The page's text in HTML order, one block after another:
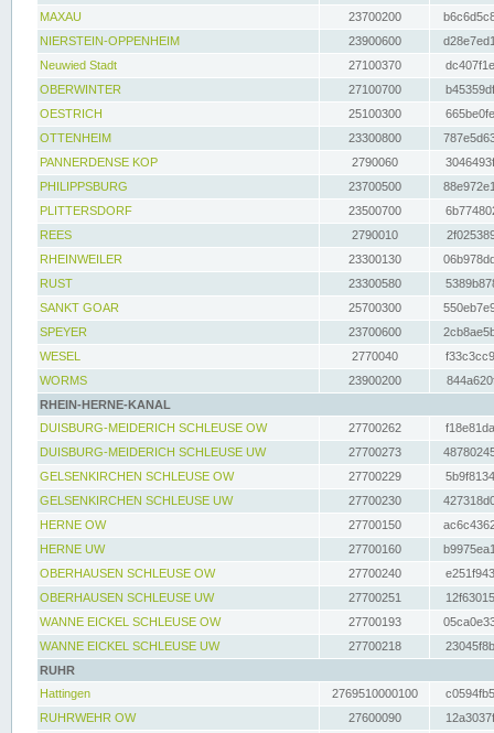
MAXAU
23700200
NIERSTEIN-OPPENHEIM
23900600
Neuwied Stadt
27100370
OBERWINTER
27100700
OESTRICH
25100300
OTTENHEIM
23300800
PANNERDENSE KOP
2790060
PHILIPPSBURG
23700500
PLITTERSDORF
23500700
REES
2790010
RHEINWEILER
23300130
RUST
23300580
SANKT GOAR
25700300
SPEYER
23700600
WESEL
2770040
WORMS
23900200
RHEIN-HERNE-KANAL
DUISBURG-MEIDERICH SCHLEUSE OW
27700262
DUISBURG-MEIDERICH SCHLEUSE UW
27700273
GELSENKIRCHEN SCHLEUSE OW
27700229
GELSENKIRCHEN SCHLEUSE UW
27700230
HERNE OW
27700150
HERNE UW
27700160
OBERHAUSEN SCHLEUSE OW
27700240
OBERHAUSEN SCHLEUSE UW
27700251
WANNE EICKEL SCHLEUSE OW
27700193
WANNE EICKEL SCHLEUSE UW
27700218
RUHR
Hattingen
2769510000100
RUHRWEHR OW
27600090